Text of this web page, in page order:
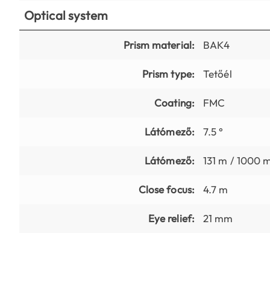
Optical system
Prism material: BAK4
Prism type: Tetőél
Coating: FMC
Látómező: 7.5 °
Látómező: 131 m / 1000
Close focus: 4.7 m
Eye relief: 21 mm